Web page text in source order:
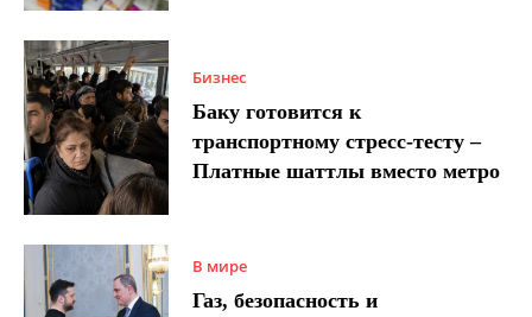
Бизнес
Баку готовится к
транспортному стресс-тесту –
Платные шаттлы вместо метро
В мире
Газ, безопасность и